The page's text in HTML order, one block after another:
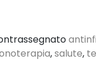
,salute,